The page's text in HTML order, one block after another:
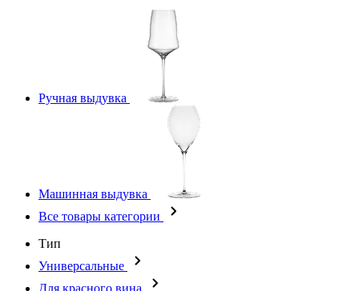
Ручная выдувка
Машинная выдувка
Все товары категории
Тип
Универсальные
Для красного вина